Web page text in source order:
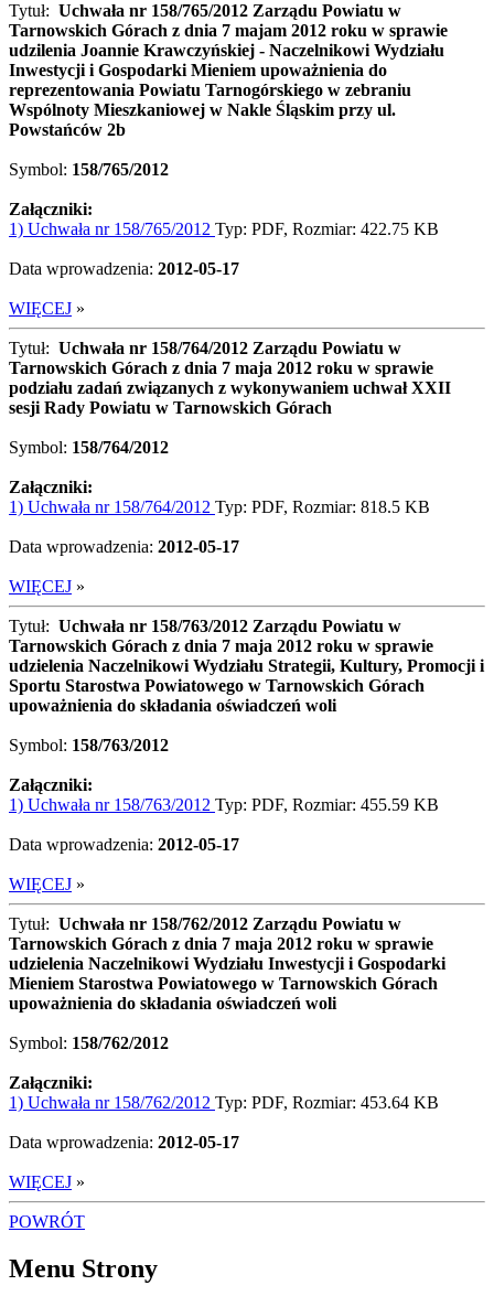
Tytuł: Uchwała nr 158/765/2012 Zarządu Powiatu w
Tarnowskich Górach z dnia 7 majam 2012 roku w sprawie
udzilenia Joannie Krawczyńskiej - Naczelnikowi Wydziału
Inwestycji i Gospodarki Mieniem upoważnienia do
reprezentowania Powiatu Tarnogórskiego w zebraniu
Wspólnoty Mieszkaniowej w Nakle Śląskim przy ul.
Powstańców 2b
Symbol: 158/765/2012
Załączniki:
1) Uchwała nr 158/765/2012 Typ: PDF, Rozmiar: 422.75 KB
Data wprowadzenia: 2012-05-17
WIĘCEJ »
Tytuł: Uchwała nr 158/764/2012 Zarządu Powiatu w
Tarnowskich Górach z dnia 7 maja 2012 roku w sprawie
podziału zadań związanych z wykonywaniem uchwał XXII
sesji Rady Powiatu w Tarnowskich Górach
Symbol: 158/764/2012
Załączniki:
1) Uchwała nr 158/764/2012 Typ: PDF, Rozmiar: 818.5 KB
Data wprowadzenia: 2012-05-17
WIĘCEJ »
Tytuł: Uchwała nr 158/763/2012 Zarządu Powiatu w
Tarnowskich Górach z dnia 7 maja 2012 roku w sprawie
udzielenia Naczelnikowi Wydziału Strategii, Kultury, Promocji i
Sportu Starostwa Powiatowego w Tarnowskich Górach
upoważnienia do składania oświadczeń woli
Symbol: 158/763/2012
Załączniki:
1) Uchwała nr 158/763/2012 Typ: PDF, Rozmiar: 455.59 KB
Data wprowadzenia: 2012-05-17
WIĘCEJ »
Tytuł: Uchwała nr 158/762/2012 Zarządu Powiatu w
Tarnowskich Górach z dnia 7 maja 2012 roku w sprawie
udzielenia Naczelnikowi Wydziału Inwestycji i Gospodarki
Mieniem Starostwa Powiatowego w Tarnowskich Górach
upoważnienia do składania oświadczeń woli
Symbol: 158/762/2012
Załączniki:
1) Uchwała nr 158/762/2012 Typ: PDF, Rozmiar: 453.64 KB
Data wprowadzenia: 2012-05-17
WIĘCEJ »
POWRÓT
Menu Strony